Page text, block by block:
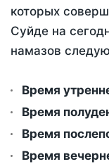
которых
Суйде на
намазов
Время
Время
Время
Время